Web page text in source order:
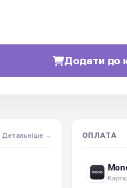
Додати до
Детальніше → ОПЛАТА